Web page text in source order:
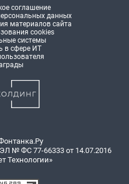
соглашение
данных
материалов сайта
cookies
системы
в сфере ИТ
№ ФС 77-66333 от 14.07.2016
Технологии»